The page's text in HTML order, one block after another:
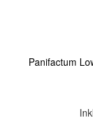
Panifactum